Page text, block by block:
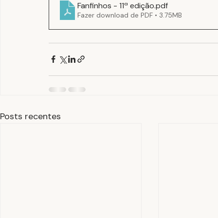
Fanfinhos - 11ª edição.pdf
Fazer download de PDF • 3.75MB
Posts recentes